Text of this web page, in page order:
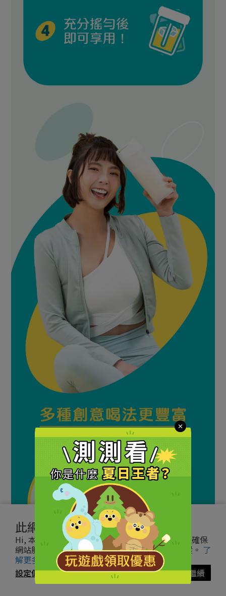
此網站使用 cookies
Hi, 本網站使用必要 cookies 和追蹤型 cookies 以確保
網站服務，後者將在獲得你的同意後才會執行追蹤。 了
解更多
設定偏好
同意並繼續
立即購買